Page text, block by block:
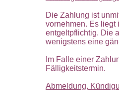
Die Zahlung ist
vornehmen. Es liegt
entgeltpflichtig. Die
wenigstens eine
Im Falle einer
Fälligkeitstermin.
Abmeldung,